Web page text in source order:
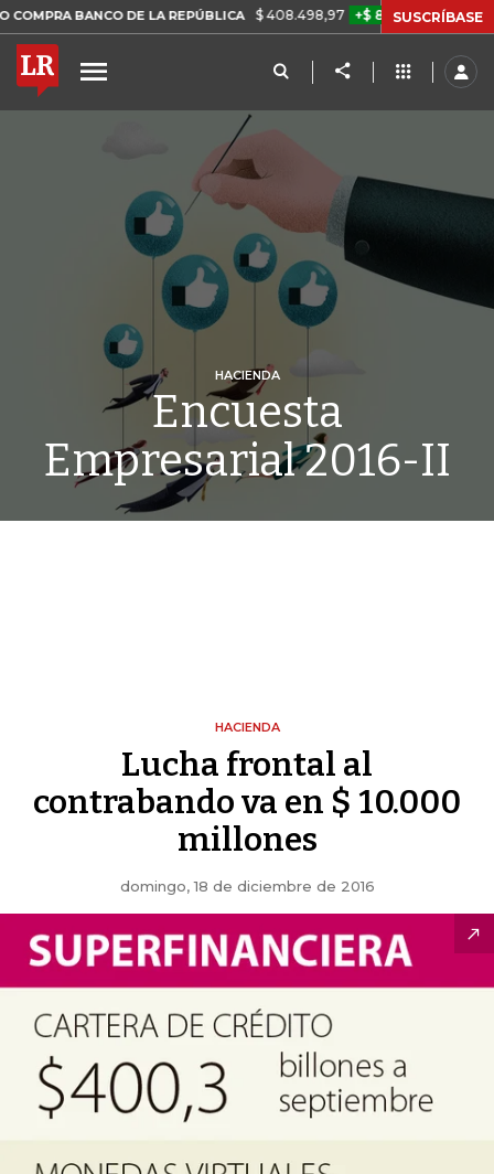
BANCO DE LA REPÚBLICA $ 408.498,97 +$ 8.753,81 +2,19%
SUSCRÍBASE
HACIENDA
Encuesta
Empresarial 2016-II
HACIENDA
Lucha frontal al
contrabando va en $ 10.000
millones
domingo, 18 de diciembre de 2016